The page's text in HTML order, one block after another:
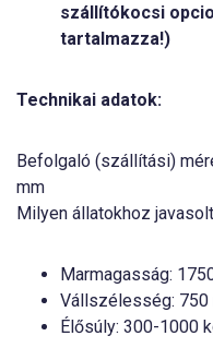
szállítókocsi
tartalmazza!)
Technikai adatok:
Befolgaló (szállítási)
mm
Milyen állatokhoz
Marmagasság:
Vállszélesség: 750
Élősúly: 300-1000